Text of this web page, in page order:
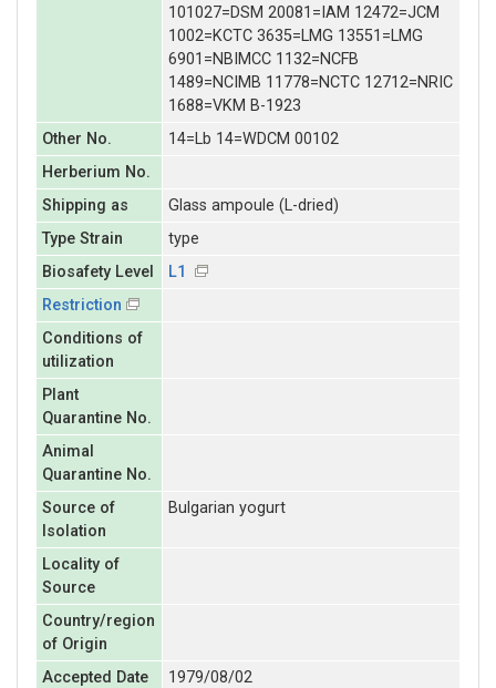
101027=DSM 20081=IAM 12472=JCM
1002=KCTC 3635=LMG 13551=LMG
6901=NBIMCC 1132=NCFB
1489=NCIMB 11778=NCTC 12712=NRIC
1688=VKM B-1923
Other No.
14=Lb 14=WDCM 00102
Herberium No.
Shipping as
Glass ampoule (L-dried)
Type Strain
type
Biosafety Level
L1
Restriction
Conditions of
utilization
Plant
Quarantine No.
Animal
Quarantine No.
Source of
Isolation
Bulgarian yogurt
Locality of
Source
Country/region
of Origin
Accepted Date
1979/08/02